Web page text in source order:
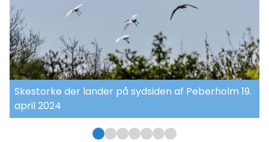
Skestorke der lander på sydsiden af Peberholm 19.
april 2024